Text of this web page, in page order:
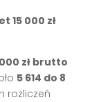
15 000 zł
zł brutto
5 614 do 8
rozliczeń